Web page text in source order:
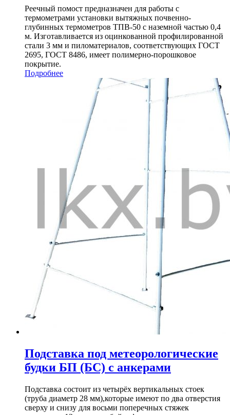
Реечный помост предназначен для работы с
термометрами установки вытяжных почвенно-
глубинных термометров ТПВ-50 с наземной частью 0,4
м. Изготавливается из оцинкованной профилированной
стали 3 мм и пиломатериалов, соответствующих ГОСТ
2695, ГОСТ 8486, имеет полимерно-порошковое
покрытие.
Подробнее
Подставка под метеорологические
будки БП (БС) с анкерами
Подставка состоит из четырёх вертикальных стоек
(труба диаметр 28 мм),которые имеют по два отверстия
сверху и снизу для восьми поперечных стяжек